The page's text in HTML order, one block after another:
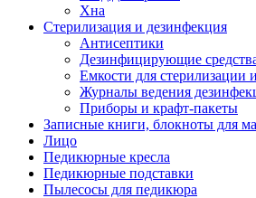
Хна
Стерилизация и дезинфекция
Антисептики
Дезинфицирующие
Емкости для стерилизации
Журналы ведения
Приборы и крафт-пакеты
Записные книги, блокноты для
Лицо
Педикюрные кресла
Педикюрные подставки
Пылесосы для педикюра